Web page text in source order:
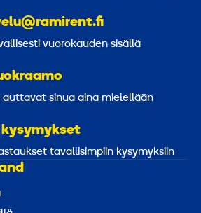
vuorokauden sisällä
auttavat sinua aina mielellään
tavallisimpiin kysymyksiin